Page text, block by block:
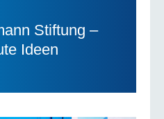
Stiftung –
Ideen